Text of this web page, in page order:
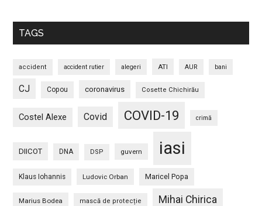
TAGS
accident accident rutier alegeri ATI AUR bani
CJ Copou coronavirus Cosette Chichirău
Costel Alexe Covid COVID-19 crimă
DIICOT DNA DSP guvern iasi
Klaus Iohannis Ludovic Orban Maricel Popa
Marius Bodea mască de protecție Mihai Chirica